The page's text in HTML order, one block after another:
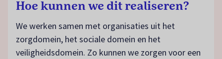
Hoe kunnen we dit realiseren?
We werken samen met organisaties uit het
zorgdomein, het sociale domein en het
veiligheidsdomein. Zo kunnen we zorgen voor een